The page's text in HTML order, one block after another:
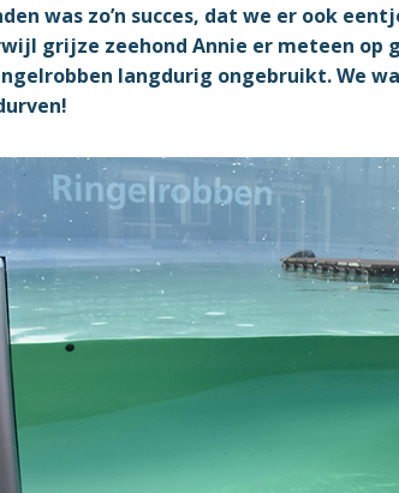
was zo’n succes, dat we er ook
grijze zeehond Annie er meteen op
langdurig ongebruikt. We